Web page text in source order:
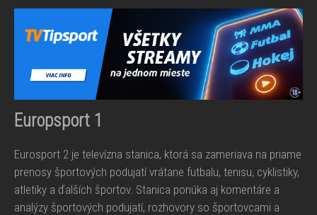
Europsport 1
Eurosport 2 je televízna stanica, ktorá sa zameriava na priame
prenosy športových podujatí vrátane futbalu, tenisu, cyklistiky,
atletiky a ďalších športov. Stanica ponúka aj komentáre a
analýzy športových podujatí, rozhovory so športovcami a